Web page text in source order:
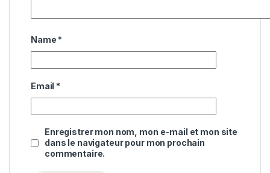
Name *
Email *
Enregistrer mon nom, mon e-mail et mon site
dans le navigateur pour mon prochain
commentaire.